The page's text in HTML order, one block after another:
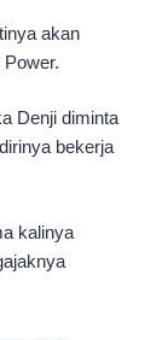
akan
Denji diminta
bekerja
kalinya